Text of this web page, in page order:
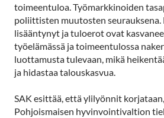
toimeentuloa. Työmarkkinoiden
poliittisten muutosten seurauksena.
lisääntynyt ja tuloerot ovat
työelämässä ja toimeentulossa
luottamusta tulevaan, mikä
ja hidastaa talouskasvua.
SAK esittää, että ylilyönnit
Pohjoismaisen hyvinvointivaltion